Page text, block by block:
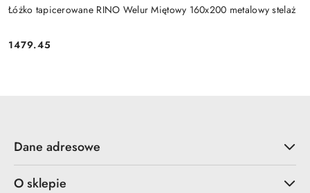
Łóżko tapicerowane RINO Welur Miętowy 160x200 metalowy stelaż
Cena:
1479.45
Dane adresowe
O sklepie